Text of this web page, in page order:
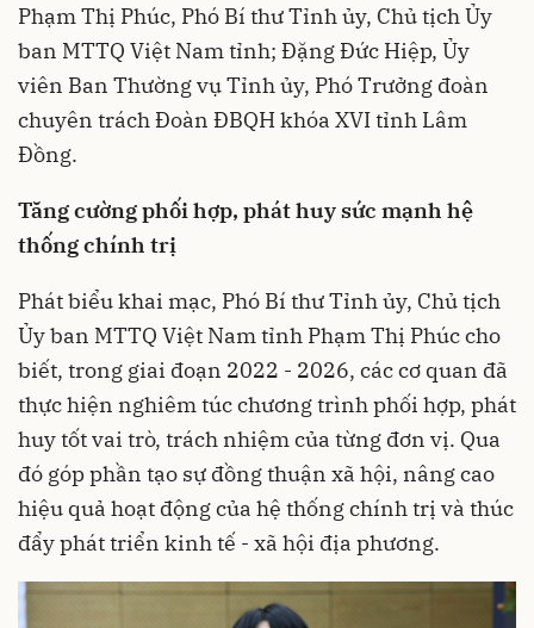
Phạm Thị Phúc, Phó Bí thư Tỉnh ủy, Chủ tịch Ủy
ban MTTQ Việt Nam tỉnh; Đặng Đức Hiệp, Ủy
viên Ban Thường vụ Tỉnh ủy, Phó Trưởng đoàn
chuyên trách Đoàn ĐBQH khóa XVI tỉnh Lâm
Đồng.
Tăng cường phối hợp, phát huy sức mạnh hệ
thống chính trị
Phát biểu khai mạc, Phó Bí thư Tỉnh ủy, Chủ tịch
Ủy ban MTTQ Việt Nam tỉnh Phạm Thị Phúc cho
biết, trong giai đoạn 2022 - 2026, các cơ quan đã
thực hiện nghiêm túc chương trình phối hợp, phát
huy tốt vai trò, trách nhiệm của từng đơn vị. Qua
đó góp phần tạo sự đồng thuận xã hội, nâng cao
hiệu quả hoạt động của hệ thống chính trị và thúc
đẩy phát triển kinh tế - xã hội địa phương.